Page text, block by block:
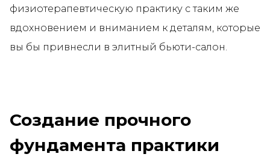
физиотерапевтическую практику с таким же
вдохновением и вниманием к деталям, которые
вы бы привнесли в элитный бьюти-салон.
Создание прочного
фундамента практики